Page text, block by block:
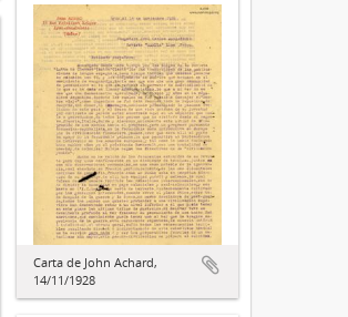
Carta de John Achard,
14/11/1928